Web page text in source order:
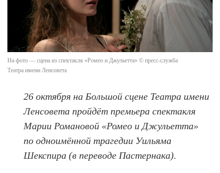
На фото — сцена из спектакля «Ромео и Джульетта» © пресс-служба
Театра имени Ленсовета
26 октября на Большой сцене Театра имени
Ленсовета пройдёт премьера спектакля
Марии Романовой «Ромео и Джульетта»
по одноимённой трагедии Уильяма
Шекспира (в переводе Пастернака).